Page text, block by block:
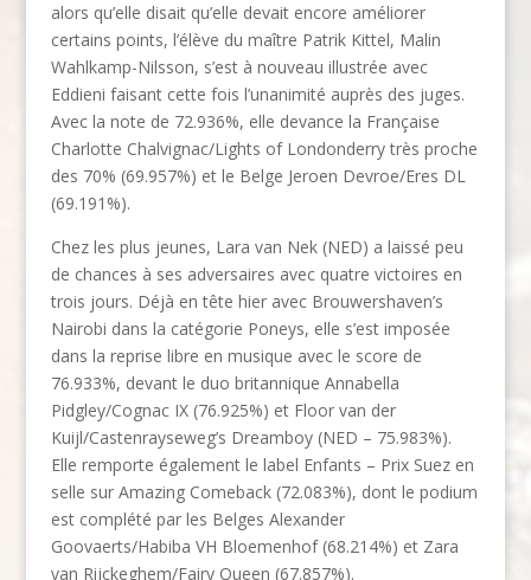
alors qu’elle disait qu’elle devait encore améliorer
certains points, l’élève du maître Patrik Kittel, Malin
Wahlkamp-Nilsson, s’est à nouveau illustrée avec
Eddieni faisant cette fois l’unanimité auprès des juges.
Avec la note de 72.936%, elle devance la Française
Charlotte Chalvignac/Lights of Londonderry très proche
des 70% (69.957%) et le Belge Jeroen Devroe/Eres DL
(69.191%).
Chez les plus jeunes, Lara van Nek (NED) a laissé peu
de chances à ses adversaires avec quatre victoires en
trois jours. Déjà en tête hier avec Brouwershaven’s
Nairobi dans la catégorie Poneys, elle s’est imposée
dans la reprise libre en musique avec le score de
76.933%, devant le duo britannique Annabella
Pidgley/Cognac IX (76.925%) et Floor van der
Kuijl/Castenrayseweg’s Dreamboy (NED – 75.983%).
Elle remporte également le label Enfants – Prix Suez en
selle sur Amazing Comeback (72.083%), dont le podium
est complété par les Belges Alexander
Goovaerts/Habiba VH Bloemenhof (68.214%) et Zara
van Rijckeghem/Fairy Queen (67.857%).